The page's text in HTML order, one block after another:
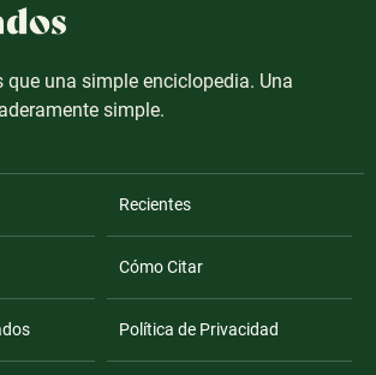
que una simple enciclopedia. Una
simple.
Recientes
Cómo Citar
Política de Privacidad